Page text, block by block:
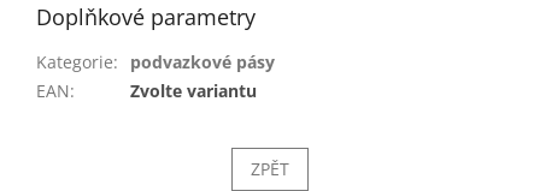
Doplňkové parametry
Kategorie:
podvazkové pásy
EAN: Zvolte variantu
ZPĚT